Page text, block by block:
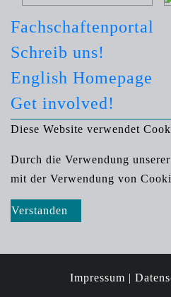
Fachschaftenportal
Schreib uns!
English Homepage
Get involved!
Diese Website verwendet
Durch die Verwendung
mit der Verwendung von
Verstanden
Impressum |